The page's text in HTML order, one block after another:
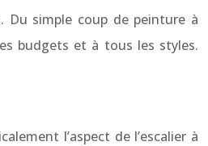
Du simple coup de peinture à
budgets et à tous les styles.
l’aspect de l’escalier à